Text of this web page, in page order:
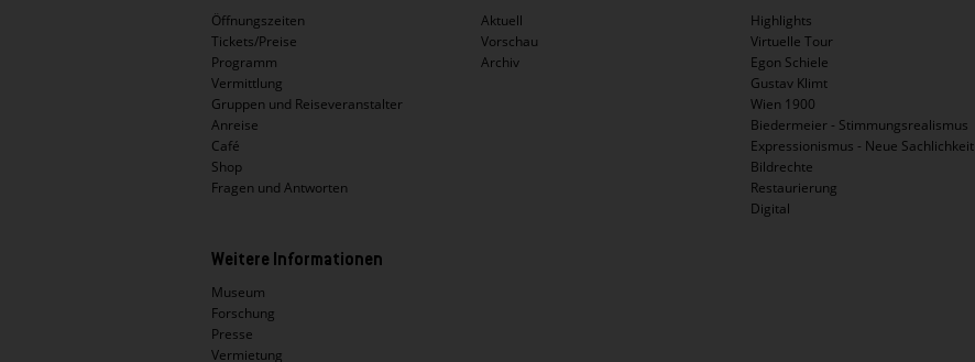
Öffnungszeiten
Tickets/Preise
Programm
Vermittlung
Gruppen und Reiseveranstalter
Anreise
Café
Shop
Fragen und Antworten
Aktuell
Vorschau
Archiv
Highlights
Virtuelle Tour
Egon Schiele
Gustav Klimt
Wien 1900
Biedermeier - Stimmungsrealismus
Expressionismus - Neue Sachlichkeit
Bildrechte
Restaurierung
Digital
Weitere Informationen
Museum
Forschung
Presse
Vermietung